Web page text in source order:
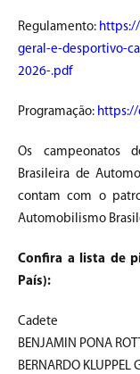
Regulamento:
geral-e-desportivo-
2026-.pdf
Programação:
Os campeonatos
Brasileira de
contam com o
Automobilismo
Confira a lista de
País):
Cadete
BENJAMIN PONA
BERNARDO KLUPPEL